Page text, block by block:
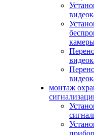
монтаж